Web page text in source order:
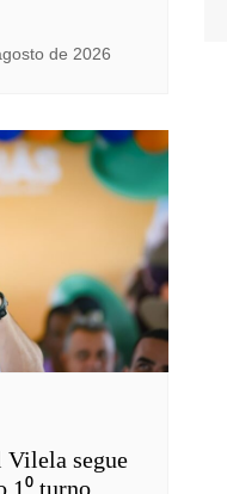
de 2026
Vilela segue
1⁰ turno